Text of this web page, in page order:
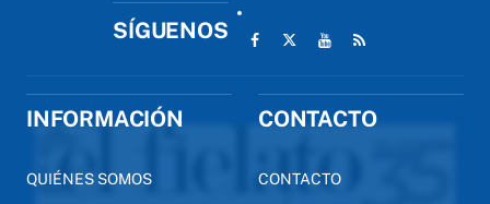
SÍGUENOS
INFORMACIÓN
QUIÉNES SOMOS
CONTACTO
CONTACTO